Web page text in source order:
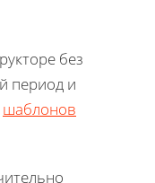
без
период и
шаблонов